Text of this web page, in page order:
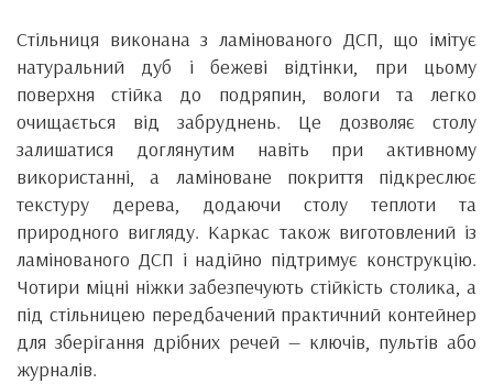
Стільниця виконана з ламінованого ДСП, що імітує
натуральний дуб і бежеві відтінки, при цьому
поверхня стійка до подряпин, вологи та легко
очищається від забруднень. Це дозволяє столу
залишатися доглянутим навіть при активному
використанні, а ламіноване покриття підкреслює
текстуру дерева, додаючи столу теплоти та
природного вигляду. Каркас також виготовлений із
ламінованого ДСП і надійно підтримує конструкцію.
Чотири міцні ніжки забезпечують стійкість столика, а
під стільницею передбачений практичний контейнер
для зберігання дрібних речей — ключів, пультів або
журналів.